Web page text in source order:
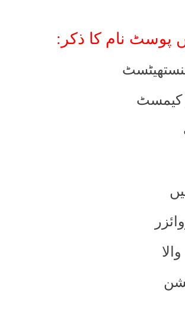
پوسٹ نام کا ذکر:
کیمسٹ